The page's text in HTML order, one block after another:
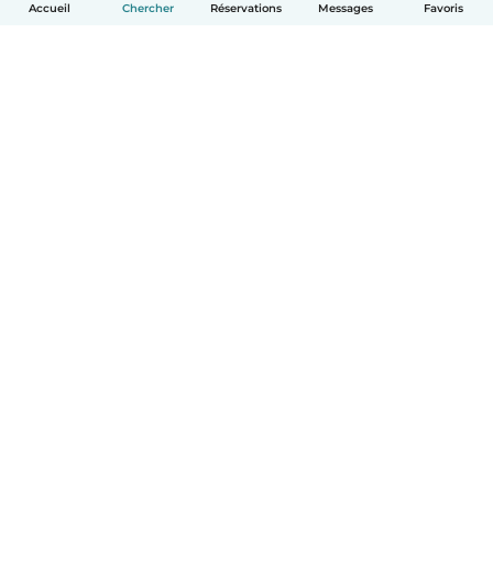
Accueil Chercher Réservations Messages Favoris